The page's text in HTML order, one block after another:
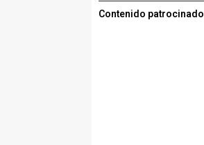
Contenido patrocinado